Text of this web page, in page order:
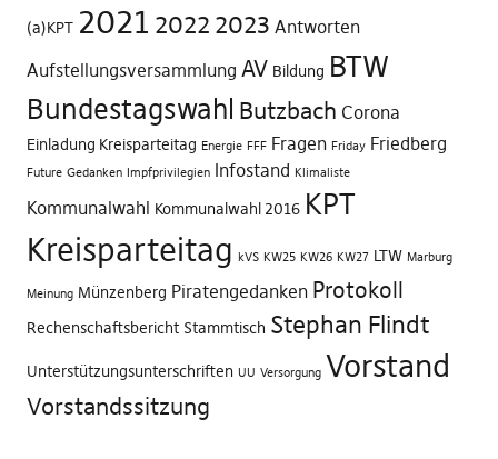
(a)KPT 2021 2022 2023 Antworten
Aufstellungsversammlung AV Bildung BTW
Bundestagswahl Butzbach Corona
Einladung Kreisparteitag Energie FFF Fragen Friday Friedberg
Future Gedanken Impfprivilegien Infostand Klimaliste
Kommunalwahl Kommunalwahl 2016 KPT
Kreisparteitag kVS KW25 KW26 KW27 LTW Marburg
Meinung Münzenberg Piratengedanken Protokoll
Rechenschaftsbericht Stammtisch Stephan Flindt
Unterstützungsunterschriften UU Versorgung Vorstand
Vorstandssitzung